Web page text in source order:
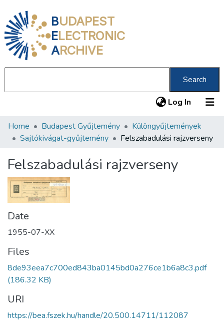
BUDAPEST
ELECTRONIC
ARCHIVE
Search
Log In (current)
Communities & Collections
Statistics
About us
Home Budapest Gyűjtemény
Különgyűjtemények
Sajtókivágat-gyűjtemény
Felszabadulási rajzverseny
Felszabadulási rajzverseny
Date
1955-07-XX
Files
8de93eea7c700ed843ba0145bd0a276ce1b6a8c3.pdf
(186.32 KB)
URI
https://bea.fszek.hu/handle/20.500.14711/112087